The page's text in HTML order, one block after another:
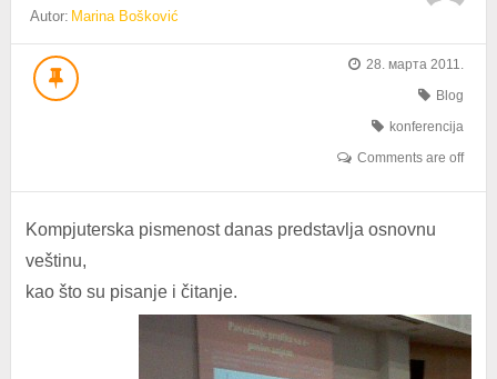
Autor: Marina Bošković
28. марта 2011.
Blog
konferencija
Comments are off
Kompjuterska pismenost danas predstavlja osnovnu
veštinu,
kao što su pisanje i čitanje.